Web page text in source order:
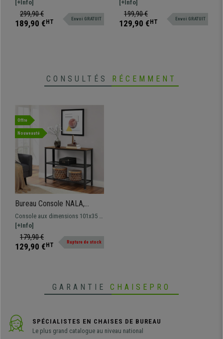
en Métal et Bois, Noir
élégant et fonctionnel, fabrication
de qualité en métal et bois.
[+Info]
299,90 €
189,90 € HT Envoi GRATUIT
un modèle compacte et
fonctionnelle, idéal pour les
espaces restreints
[+Info]
199,90 €
129,90 € HT Envoi GRATUIT
CONSULTÉS RÉCEMMENT
Offre
Nouveauté
Bureau Console NALA,
101,5x35x80cm, Design
Industriel, Métal et Bois,
Marron Foncé
Console aux dimensions 101x35 et
80 cm de hauteur. Design moderne
de style industriel. Très
fonctionnel et polyvalent
[+Info]
179,90 €
129,90 € HT Rupture de stock
GARANTIE CHAISEPRO
SPÉCIALISTES EN CHAISES DE BUREAU
Le plus grand catalogue au niveau national